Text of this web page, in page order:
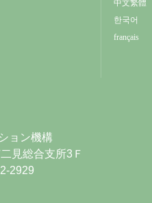
中文繁體
한국어
français
ョン機構
見総合支所3Ｆ
2929